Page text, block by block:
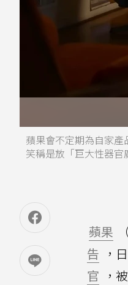
蘋果會不定期為自家
笑稱是放「巨大性器官
蘋果
告 ，
官 ，